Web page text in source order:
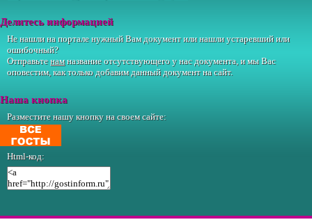
Делитесь информацией
Не нашли на портале нужный Вам документ или нашли устаревший или
ошибочный?
Отправьтенамназвание отсутствующего у нас документа, и мы Вас
оповестим, как только добавим данный документ на сайт.
Наша кнопка
Разместите нашу кнопку на своем сайте:
Html-код: